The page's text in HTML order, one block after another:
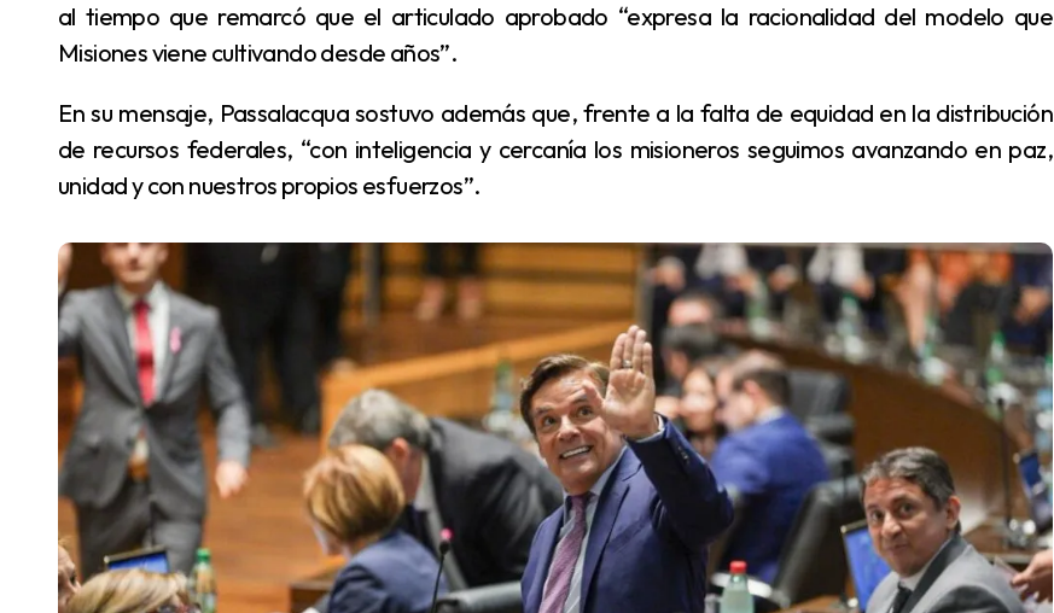
al tiempo que remarcó que el articulado aprobado “expresa la racionalidad del modelo que
Misiones viene cultivando desde años”.
En su mensaje, Passalacqua sostuvo además que, frente a la falta de equidad en la distribución
de recursos federales, “con inteligencia y cercanía los misioneros seguimos avanzando en paz,
unidad y con nuestros propios esfuerzos”.